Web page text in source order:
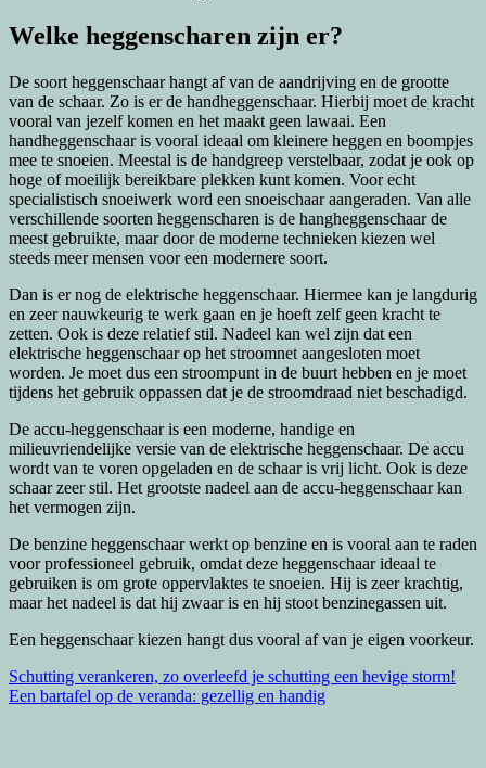
Welke heggenscharen zijn er?
De soort heggenschaar hangt af van de aandrijving en de grootte
van de schaar. Zo is er de handheggenschaar. Hierbij moet de kracht
vooral van jezelf komen en het maakt geen lawaai. Een
handheggenschaar is vooral ideaal om kleinere heggen en boompjes
mee te snoeien. Meestal is de handgreep verstelbaar, zodat je ook op
hoge of moeilijk bereikbare plekken kunt komen. Voor echt
specialistisch snoeiwerk word een snoeischaar aangeraden. Van alle
verschillende soorten heggenscharen is de hangheggenschaar de
meest gebruikte, maar door de moderne technieken kiezen wel
steeds meer mensen voor een modernere soort.
Dan is er nog de elektrische heggenschaar. Hiermee kan je langdurig
en zeer nauwkeurig te werk gaan en je hoeft zelf geen kracht te
zetten. Ook is deze relatief stil. Nadeel kan wel zijn dat een
elektrische heggenschaar op het stroomnet aangesloten moet
worden. Je moet dus een stroompunt in de buurt hebben en je moet
tijdens het gebruik oppassen dat je de stroomdraad niet beschadigd.
De accu-heggenschaar is een moderne, handige en
milieuvriendelijke versie van de elektrische heggenschaar. De accu
wordt van te voren opgeladen en de schaar is vrij licht. Ook is deze
schaar zeer stil. Het grootste nadeel aan de accu-heggenschaar kan
het vermogen zijn.
De benzine heggenschaar werkt op benzine en is vooral aan te raden
voor professioneel gebruik, omdat deze heggenschaar ideaal te
gebruiken is om grote oppervlaktes te snoeien. Hij is zeer krachtig,
maar het nadeel is dat hij zwaar is en hij stoot benzinegassen uit.
Een heggenschaar kiezen hangt dus vooral af van je eigen voorkeur.
Bericht
navigatie
Schutting verankeren, zo overleefd je schutting een hevige storm!
Een bartafel op de veranda: gezellig en handig